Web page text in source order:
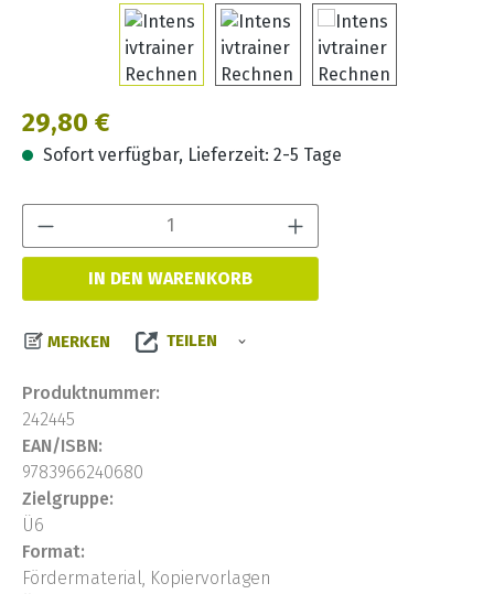
Regulärer Preis:
29,80 €
Sofort verfügbar, Lieferzeit: 2-5 Tage
IN DEN WARENKORB
MERKEN TEILEN
Produktnummer:
242445
EAN/ISBN:
9783966240680
Zielgruppe:
Ü6
Format:
Fördermaterial, Kopiervorlagen